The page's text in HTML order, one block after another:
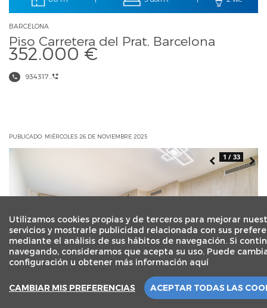
Utilizamos cookies propias y de terceros para mejorar
servicios y mostrarle publicidad relacionada con sus
mediante el análisis de sus hábitos de navegación. Si
navegando, consideramos que acepta su uso. Puede
configuración u obtener más información aquí
CAMBIAR MIS PREFERENCIAS ACEPTAR TODAS LAS
BARCELONA
Piso Carretera del Prat, Barcelona
352.000 €
934317...
PUBLICADO: MIÉRCOLES 26 DE NOVIEMBRE 2025
1 / 33